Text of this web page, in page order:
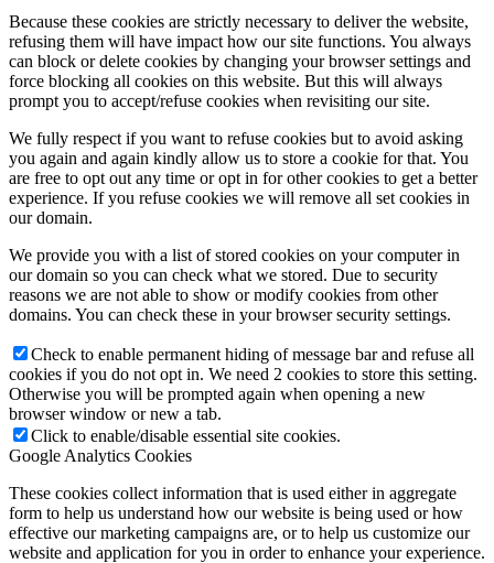
Because these cookies are strictly necessary to deliver the website,
refusing them will have impact how our site functions. You always
can block or delete cookies by changing your browser settings and
force blocking all cookies on this website. But this will always
prompt you to accept/refuse cookies when revisiting our site.
We fully respect if you want to refuse cookies but to avoid asking
you again and again kindly allow us to store a cookie for that. You
are free to opt out any time or opt in for other cookies to get a better
experience. If you refuse cookies we will remove all set cookies in
our domain.
We provide you with a list of stored cookies on your computer in
our domain so you can check what we stored. Due to security
reasons we are not able to show or modify cookies from other
domains. You can check these in your browser security settings.
Check to enable permanent hiding of message bar and refuse all
cookies if you do not opt in. We need 2 cookies to store this setting.
Otherwise you will be prompted again when opening a new
browser window or new a tab.
Click to enable/disable essential site cookies.
Google Analytics Cookies
These cookies collect information that is used either in aggregate
form to help us understand how our website is being used or how
effective our marketing campaigns are, or to help us customize our
website and application for you in order to enhance your experience.